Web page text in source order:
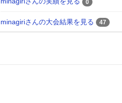
0
minagiriさんの大会結果を見る 47